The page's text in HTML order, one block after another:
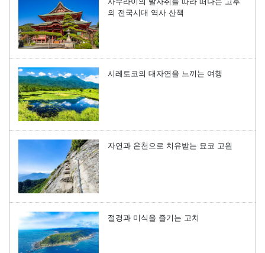
의 전국시대 역사 산책
시레토코의 대자연을 느끼는 여행
자연과 온천으로 치유받는 묘코 고원
절경과 미식을 즐기는 고치